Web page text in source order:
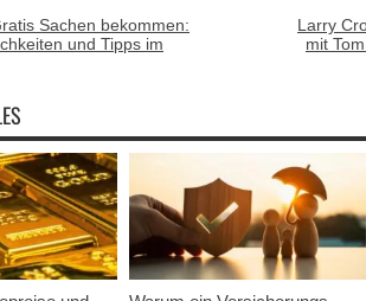
Sachen bekommen:
und Tipps im
Larry
mit